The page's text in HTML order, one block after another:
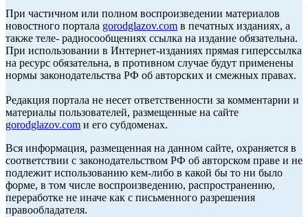
При частичном или полном воспроизведении материалов
новостного портала gorodglazov.com в печатных изданиях, а
также теле- радиосообщениях ссылка на издание обязательна.
При использовании в Интернет-изданиях прямая гиперссылка
на ресурс обязательна, в противном случае будут применены
нормы законодательства РФ об авторских и смежных правах.
Редакция портала не несет ответственности за комментарии и
материалы пользователей, размещенные на сайте
gorodglazov.com и его субдоменах.
Вся информация, размещенная на данном сайте, охраняется в
соответствии с законодательством РФ об авторском праве и не
подлежит использованию кем-либо в какой бы то ни было
форме, в том числе воспроизведению, распространению,
переработке не иначе как с письменного разрешения
правообладателя.